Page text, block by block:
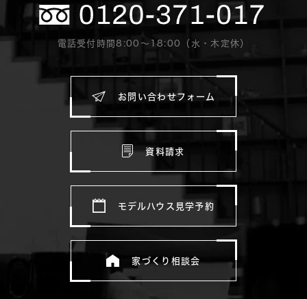
電話受付時間8:00〜18:00（水・木定休）
お問い合わせフォーム
資料請求
モデルハウス見学予約
家づくり相談会